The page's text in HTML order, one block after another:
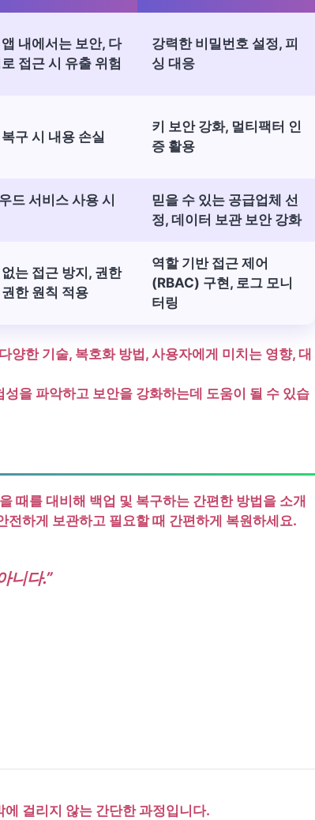
내에서는 보안, 다
접근 시 유출 위험
강력한 비밀번호 설정, 피
싱 대응
구 시 내용 손실
키 보안 강화, 멀티팩터 인
증 활용
드 서비스 사용 시
믿을 수 있는 공급업체 선
정, 데이터 보관 보안 강화
는 접근 방지, 권한
한 원칙 적용
역할 기반 접근 제어
(RBAC) 구현, 로그 모니
터링
양한 기술, 복호화 방법, 사용자에게 미치는 영향, 대
을 파악하고 보안을 강화하는데 도움이 될 수 있습
때를 대비해 백업 및 복구하는 간편한 방법을 소개
전하게 보관하고 필요할 때 간편하게 복원하세요.
니다.”
걸리지 않는 간단한 과정입니다.